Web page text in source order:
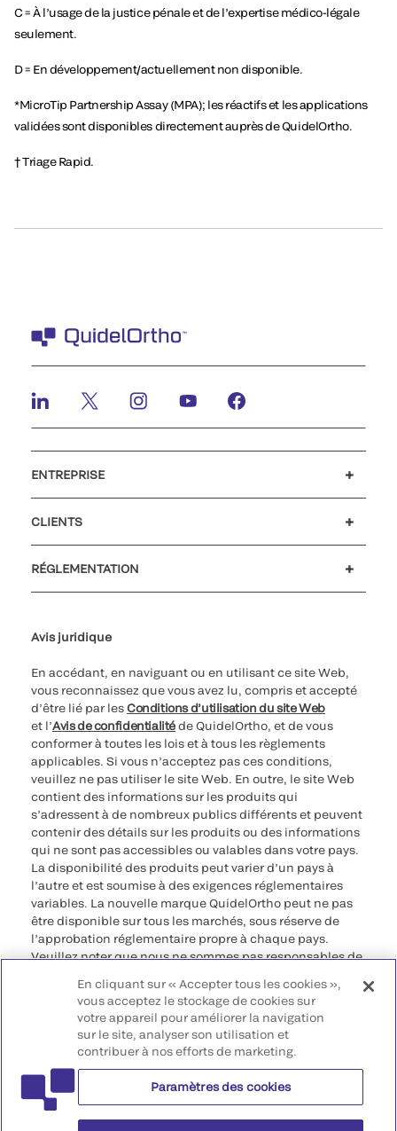
C = À l’usage de la justice pénale et de l’expertise médico-légale
seulement.
D = En développement/actuellement non disponible.
*MicroTip Partnership Assay (MPA); les réactifs et les applications
validées sont disponibles directement auprès de QuidelOrtho.
† Triage Rapid.
ENTREPRISE
CLIENTS
RÉGLEMENTATION
Avis juridique
En accédant, en naviguant ou en utilisant ce site Web,
vous reconnaissez que vous avez lu, compris et accepté
d’être lié par lesConditions d’utilisation du site Web
et l’Avis de confidentialitéde QuidelOrtho, et de vous
conformer à toutes les lois et à tous les règlements
applicables. Si vous n’acceptez pas ces conditions,
veuillez ne pas utiliser le site Web. En outre, le site Web
contient des informations sur les produits qui
s’adressent à de nombreux publics différents et peuvent
contenir des détails sur les produits ou des informations
qui ne sont pas accessibles ou valables dans votre pays.
La disponibilité des produits peut varier d’un pays à
l’autre et est soumise à des exigences réglementaires
variables. La nouvelle marque QuidelOrtho peut ne pas
être disponible sur tous les marchés, sous réserve de
l’approbation réglementaire propre à chaque pays.
Veuillez noter que nous ne sommes pas responsables de
conformes à une procédure légale, à une
réglementation, à un enregistrement ou à un usage dans
votre pays d’origine.
©2026 QuidelOrtho Corporation. Tous droits réservés.
QuidelOrtho Corporation
9975 Summers Ridge Road, San Diego, CA 92121, USA
En cliquant sur « Accepter tous les cookies »,
vous acceptez le stockage de cookies sur
votre appareil pour améliorer la navigation
sur le site, analyser son utilisation et
contribuer à nos efforts de marketing.
Paramètres des cookies